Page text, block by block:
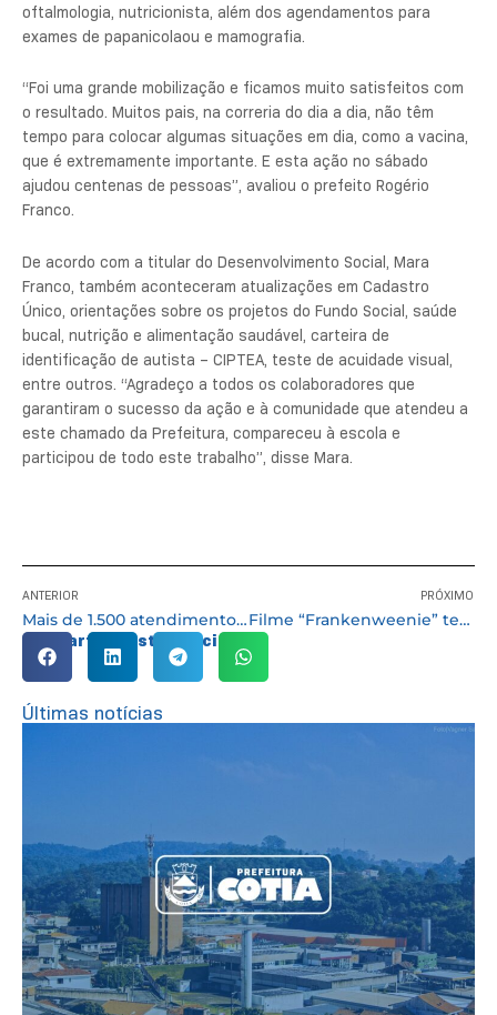
oftalmologia, nutricionista, além dos agendamentos para
exames de papanicolaou e mamografia.
“Foi uma grande mobilização e ficamos muito satisfeitos com
o resultado. Muitos pais, na correria do dia a dia, não têm
tempo para colocar algumas situações em dia, como a vacina,
que é extremamente importante. E esta ação no sábado
ajudou centenas de pessoas”, avaliou o prefeito Rogério
Franco.
De acordo com a titular do Desenvolvimento Social, Mara
Franco, também aconteceram atualizações em Cadastro
Único, orientações sobre os projetos do Fundo Social, saúde
bucal, nutrição e alimentação saudável, carteira de
identificação de autista – CIPTEA, teste de acuidade visual,
entre outros. “Agradeço a todos os colaboradores que
garantiram o sucesso da ação e à comunidade que atendeu a
este chamado da Prefeitura, compareceu à escola e
participou de todo este trabalho”, disse Mara.
ANTERIOR
Mais de 1.500 atendimentos foram realizados na ação “Cuidar + Social e Saúde na Área” no sábado (15)
PRÓXIMO
Filme “Frankenweenie” terá duas sessões na Biblioteca Batista Cepelos
Compartilhe esta notícia:
Últimas notícias